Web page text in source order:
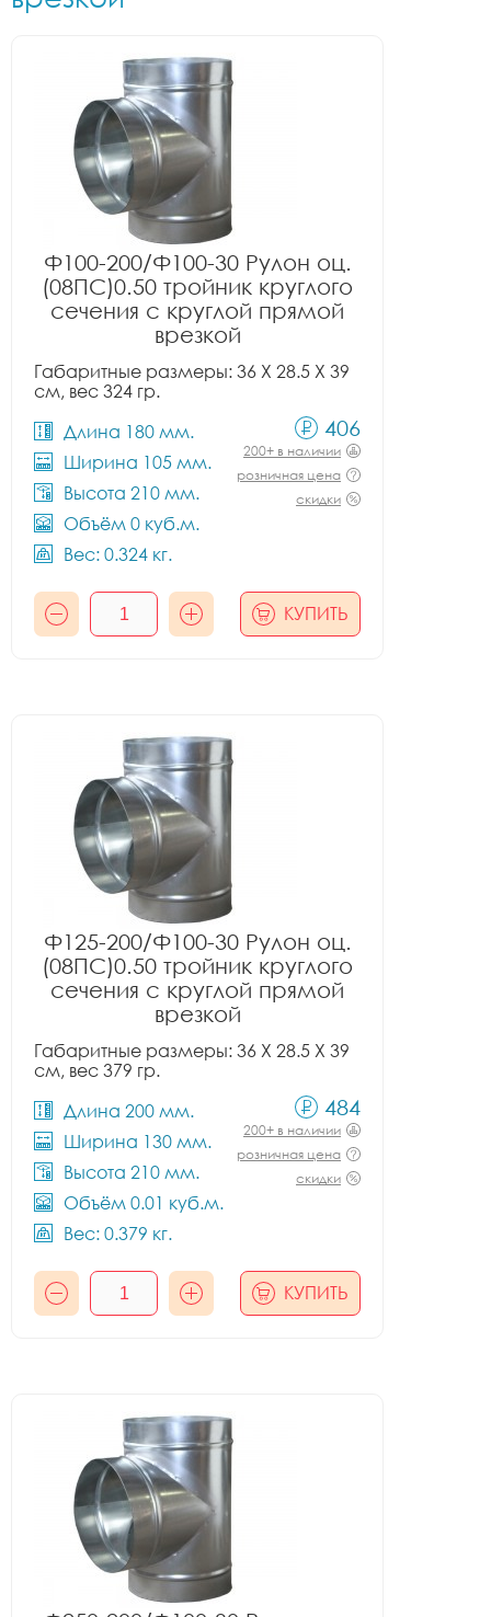
Ф100-200/Ф100-30 Рулон оц.
(08ПС)0.50 тройник круглого
сечения с круглой прямой
врезкой
Габаритные размеры: 36 X 28.5 X 39
см, вес 324 гр.
Длина 180 мм.
Ширина 105 мм.
Высота 210 мм.
Объём 0 куб.м.
Вес: 0.324 кг.
406
200+ в наличии
розничная цена
скидки
КУПИТЬ
Ф125-200/Ф100-30 Рулон оц.
(08ПС)0.50 тройник круглого
сечения с круглой прямой
врезкой
Габаритные размеры: 36 X 28.5 X 39
см, вес 379 гр.
Длина 200 мм.
Ширина 130 мм.
Высота 210 мм.
Объём 0.01 куб.м.
Вес: 0.379 кг.
484
200+ в наличии
розничная цена
скидки
КУПИТЬ